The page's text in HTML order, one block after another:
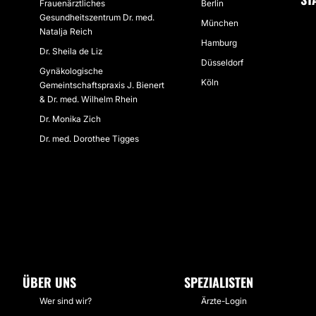
Frauenärztliches
Gesundheitszentrum Dr. med.
Natalja Reich
Dr. Sheila de Liz
Gynäkologische
Gemeintschaftspraxis J. Bienert
& Dr. med. Wilhelm Rhein
Dr. Monika Zich
Dr. med. Dorothee Tigges
Berlin
München
Hamburg
Düsseldorf
Köln
ÜBER UNS
Wer sind wir?
SPEZIALISTEN
Ärzte-Login